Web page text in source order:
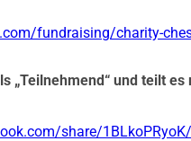
Kuzhym (Mitorganisatorin
zur vollständigen
fundraising/charity-
„Teilnehmend“ und teilt es
share/1BLkoPRyoK/